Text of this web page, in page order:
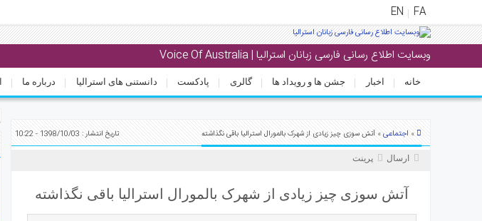
FA
EN
وبسایت اطلاع رسانی فارسی زبانان استرالیا | Voice Of Australia
خانه اخبار جشن ها و رویداد ها گالری پادکست دانستنی های استرالیا درباره ما
اصلی
خانه
» اجتماعی» آتش سوزی چیز زیادی از شهرک بالمورال استرالیا باقی نگذاشته تاریخ انتشار : 1398/10/03 - 10:22
ارسال پرینت
آتش سوزی چیز زیادی از شهرک بالمورال استرالیا باقی نگذاشته